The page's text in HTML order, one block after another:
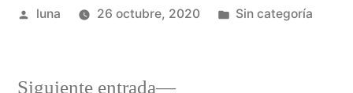
Publicado
luna 26 octubre, 2020
Publicada
Sin categoría
Siguiente entrada
Siguiente